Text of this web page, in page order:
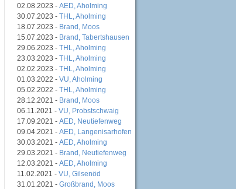
02.08.2023 - AED, Aholming
30.07.2023 - THL, Aholming
18.07.2023 - Brand, Moos
15.07.2023 - Brand, Tabertshausen
29.06.2023 - THL, Aholming
23.03.2023 - THL, Aholming
02.02.2023 - THL, Aholming
01.03.2022 - VU, Aholming
05.02.2022 - THL, Aholming
28.12.2021 - Brand, Moos
06.11.2021 - VU, Probstschwaig
17.09.2021 - AED, Neutiefenweg
09.04.2021 - AED, Langenisarhofen
30.03.2021 - AED, Aholming
29.03.2021 - Brand, Neutiefenweg
12.03.2021 - AED, Aholming
11.02.2021 - VU, Gilsenöd
31.01.2021 - Großbrand, Moos